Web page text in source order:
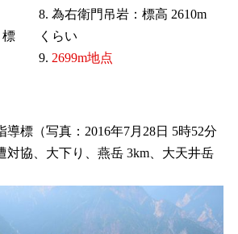
標
8. 為右衛門吊岩：標高 2610m
くらい
9. 2699m地点
導標（写真：2016年7月28日 5時52分
対協、大下り、燕岳 3km、大天井岳